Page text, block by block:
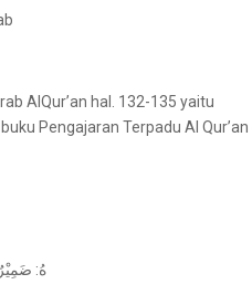
AlQur’an hal. 132-135 yaitu
Pengajaran Terpadu Al
هُ: